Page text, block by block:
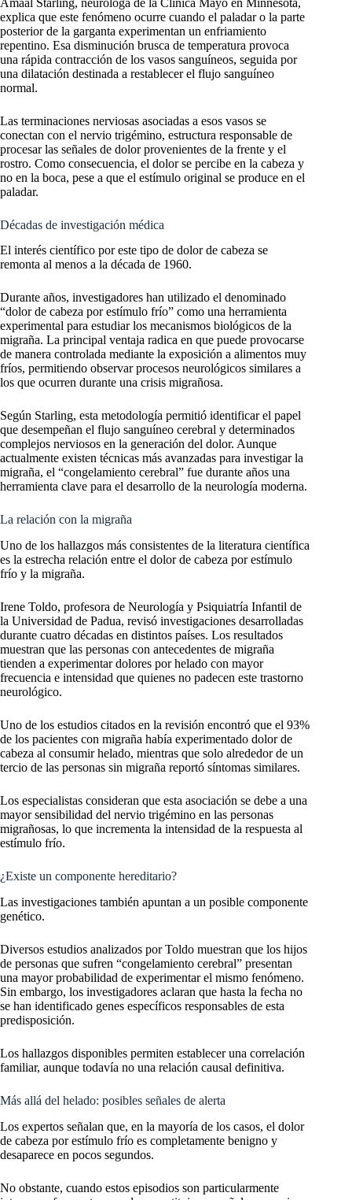
explica que este fenómeno ocurre cuando el paladar o la parte
posterior de la garganta experimentan un enfriamiento
repentino. Esa disminución brusca de temperatura provoca
una rápida contracción de los vasos sanguíneos, seguida por
una dilatación destinada a restablecer el flujo sanguíneo
normal.
Las terminaciones nerviosas asociadas a esos vasos se
conectan con el nervio trigémino, estructura responsable de
procesar las señales de dolor provenientes de la frente y el
rostro. Como consecuencia, el dolor se percibe en la cabeza y
no en la boca, pese a que el estímulo original se produce en el
paladar.
Décadas de investigación médica
El interés científico por este tipo de dolor de cabeza se
remonta al menos a la década de 1960.
Durante años, investigadores han utilizado el denominado
“dolor de cabeza por estímulo frío” como una herramienta
experimental para estudiar los mecanismos biológicos de la
migraña. La principal ventaja radica en que puede provocarse
de manera controlada mediante la exposición a alimentos muy
fríos, permitiendo observar procesos neurológicos similares a
los que ocurren durante una crisis migrañosa.
Según Starling, esta metodología permitió identificar el papel
que desempeñan el flujo sanguíneo cerebral y determinados
complejos nerviosos en la generación del dolor. Aunque
actualmente existen técnicas más avanzadas para investigar la
migraña, el “congelamiento cerebral” fue durante años una
herramienta clave para el desarrollo de la neurología moderna.
La relación con la migraña
Uno de los hallazgos más consistentes de la literatura científica
es la estrecha relación entre el dolor de cabeza por estímulo
frío y la migraña.
Irene Toldo, profesora de Neurología y Psiquiatría Infantil de
la Universidad de Padua, revisó investigaciones desarrolladas
durante cuatro décadas en distintos países. Los resultados
muestran que las personas con antecedentes de migraña
tienden a experimentar dolores por helado con mayor
frecuencia e intensidad que quienes no padecen este trastorno
neurológico.
Uno de los estudios citados en la revisión encontró que el 93%
de los pacientes con migraña había experimentado dolor de
cabeza al consumir helado, mientras que solo alrededor de un
tercio de las personas sin migraña reportó síntomas similares.
Los especialistas consideran que esta asociación se debe a una
mayor sensibilidad del nervio trigémino en las personas
migrañosas, lo que incrementa la intensidad de la respuesta al
estímulo frío.
¿Existe un componente hereditario?
Las investigaciones también apuntan a un posible componente
genético.
Diversos estudios analizados por Toldo muestran que los hijos
de personas que sufren “congelamiento cerebral” presentan
una mayor probabilidad de experimentar el mismo fenómeno.
Sin embargo, los investigadores aclaran que hasta la fecha no
se han identificado genes específicos responsables de esta
predisposición.
Los hallazgos disponibles permiten establecer una correlación
familiar, aunque todavía no una relación causal definitiva.
Más allá del helado: posibles señales de alerta
Los expertos señalan que, en la mayoría de los casos, el dolor
de cabeza por estímulo frío es completamente benigno y
desaparece en pocos segundos.
No obstante, cuando estos episodios son particularmente